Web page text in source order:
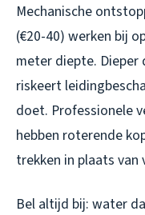
Mechanische
(€20-40) werken bij
meter diepte. Dieper
riskeert
doet. Professionele
hebben roterende
trekken in plaats van
Bel altijd bij: water